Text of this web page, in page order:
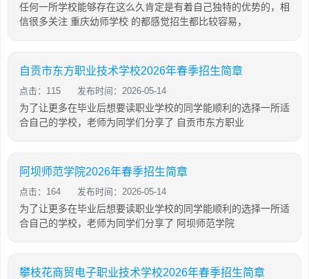
任何一所学校能够存在这么久肯定是有着自己独特的优势的，相
信很多关注 重庆幼师学校 的都感觉招生都比较容易，
自贡市东方职业技术学校2026年春季招生简章
点击：115 发布时间：2026-05-14
为了让更多在毕业后想要读职业学校的同学能顺利的选择一所适
合自己的学校，老师为同学们分享了 自贡市东方职业
阿坝师范学院2026年春季招生简章
点击：164 发布时间：2026-05-14
为了让更多在毕业后想要读职业学校的同学能顺利的选择一所适
合自己的学校，老师为同学们分享了 阿坝师范学院
攀枝花商贸电子职业技术学校2026年春季招生简章